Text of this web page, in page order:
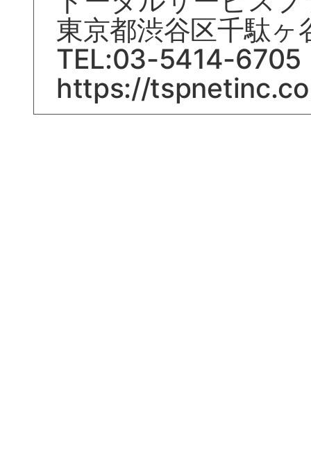
東京都渋谷区千駄
TEL:03-5414-
https://